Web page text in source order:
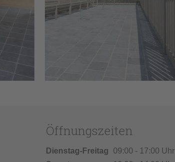
Öffnungszeiten
Dienstag-Freitag
09:00 - 17:00 Uhr